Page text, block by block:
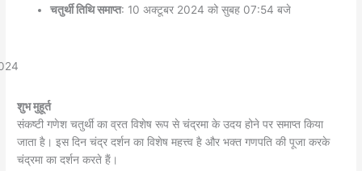
चतुर्थी तिथि समाप्त: 10 अक्टूबर 2024 को सुबह 07:54 बजे
शुभ मुहूर्त
संकष्टी गणेश चतुर्थी का व्रत विशेष रूप से चंद्रमा के उदय होने पर समाप्त किया
जाता है। इस दिन चंद्र दर्शन का विशेष महत्त्व है और भक्त गणपति की पूजा करके
चंद्रमा का दर्शन करते हैं।